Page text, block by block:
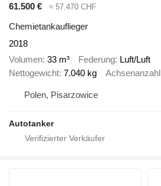
61.500 €
≈ 57.470 CHF
Chemietankauflieger
2018
Volumen 33 m³ Federung Luft/Luft
Nettogewicht 7.040 kg Achsenanzahl
Polen, Pisarzowice
Autotanker